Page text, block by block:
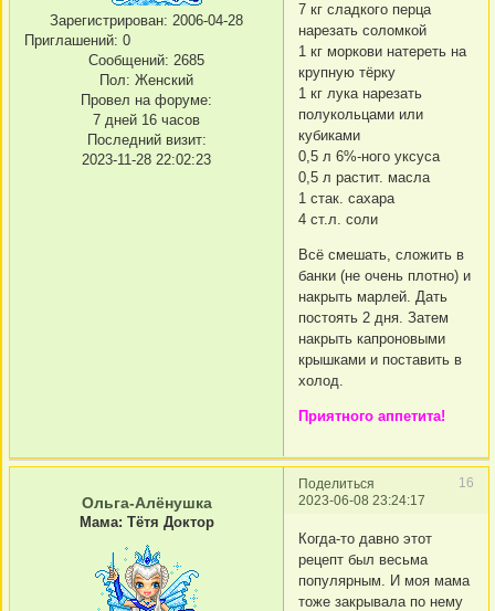
Зарегистрирован: 2006-04-28
Приглашений: 0
Сообщений: 2685
Пол: Женский
Провел на форуме:
7 дней 16 часов
Последний визит:
2023-11-28 22:02:23
7 кг сладкого перца
нарезать соломкой
1 кг моркови натереть на
крупную тёрку
1 кг лука нарезать
полукольцами или
кубиками
0,5 л 6%-ного уксуса
0,5 л растит. масла
1 стак. сахара
4 ст.л. соли
Всё смешать, сложить в
банки (не очень плотно) и
накрыть марлей. Дать
постоять 2 дня. Затем
накрыть капроновыми
крышками и поставить в
холод.
Приятного аппетита!
Поделиться
16
2023-06-08 23:24:17
Ольга-Алёнушка
Мама: Тётя Доктор
Когда-то давно этот
рецепт был весьма
популярным. И моя мама
тоже закрывала по нему